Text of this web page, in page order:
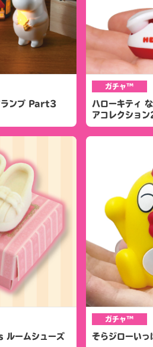
ランプ Part3
ガチャ™
ハローキティ
アコレクション
ームシューズ
ガチャ™
そらジローい